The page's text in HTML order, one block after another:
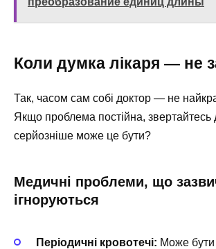
Коли думка лікаря — не
Так, часом сам собі доктор — не
Якщо проблема постійна, звертайтесь
серйозніше може це бути?
Медичні проблеми, що
ігноруються
Періодичні кровотечі: Може